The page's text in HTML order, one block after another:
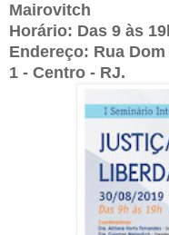
Mairovitch
Horário: Das 9 às
Endereço: Rua
1 - Centro - RJ.